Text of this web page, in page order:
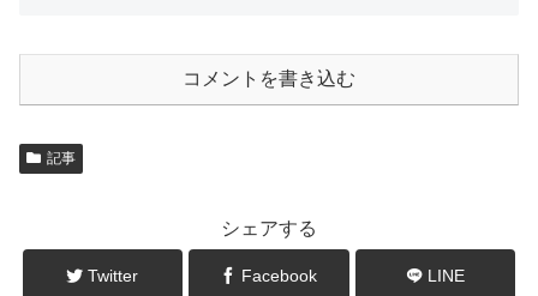
コメントを書き込む
記事
シェアする
Twitter Facebook LINE